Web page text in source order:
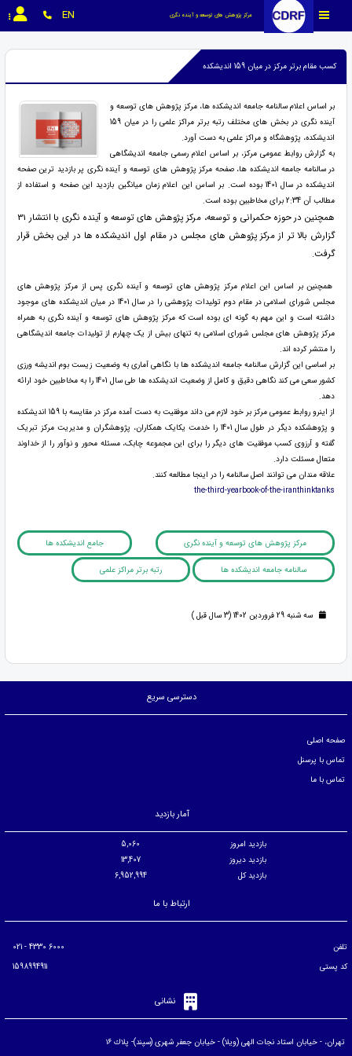
مرکز پژوهش های توسعه و آینده نگری EN
کسب مقام برتر مرکز در میان 159 اندیشکده
بر اساس اعلام سالنامه جامعه اندیشکده ها، مرکز پژوهش های توسعه و
آینده نگری در بخش های مختلف رتبه برتر مراکز علمی را در میان 159
اندیشکده، پژوهشگاه و مراکز علمی به دست آورد.
به گزارش روابط عمومی مرکز، بر اساس اعلام رسمی جامعه اندیشگاهی
در سالنامه جامعه اندیشکده ها، صفحه مرکز پژوهش های توسعه و آینده نگری پر بازدید ترین صفحه
اندیشکده در سال 1401 بوده است. بر اساس این اعلام زمان میانگین بازدید این صفحه و استفاده از
مطالب آن 2:34 برای مخاطبین بوده است.
همچنین در حوزه حکمرانی و توسعه، مرکز پژوهش های توسعه و آینده نگری با انتشار 31
گزارش بالا تر از مرکز پژوهش های مجلس در مقام اول اندیشکده ها در این بخش قرار
گرفت.
همچنین بر اساس این اعلام مرکز پژوهش های توسعه و آینده نگری پس از مرکز پژوهش های
مجلس شورای اسلامی در مقام دوم تولیدات پژوهشی را در سال 1401 در میان اندیشکده های موجود
داشته است و این مهم به گونه ای بوده است که مرکز پژوهش های توسعه و آینده نگری به همراه
مرکز پژوهش های مجلس شورای اسلامی به تنهای بیش از یک چهارم از تولیدات جامعه اندیشگاهی
را منتشر کرده اند.
بر اساسی این گزارش سالنامه جامعه اندیشکده ها با نگاهی آماری به وضعیت زیست بوم اندیشه ورزی
کشور سعی می کند نگاهی دقیق و کامل از وضعیت اندیشکده ها طی سال 1401 را به مخاطبین خود ارائه
دهد.
از اینرو روابط عمومی مرکز بر خود لازم می داند موفقیت به دست آمده مرکز در مقایسه با 159 اندیشکده
و پژوهشکده دیگر در طول سال 1401 را خدمت یکایک همکاران، پژوهشگران و مدیریت مرکز تبریک
گفته و آرزوی کسب موفقیت های دیگر را برای این مجموعه چابک، مسئله محور و نوآور را از خداوند
متعال مسئلت دارد.
علاقه مندان می توانند اصل سالنامه را در اینجا مطالعه کنند.
the-third-yearbook-of-the-iranthinktanks
مرکز پژوهش های توسعه و آینده نگری جامع اندیشکده ها
سالنامه جامعه اندیشکده ها رتبه برتر مراکز علمی
سه شنبه 29 فروردین 1402 (3 سال قبل )
دسترسی سریع
صفحه اصلی
تماس با پرسنل
تماس با ما
آمار بازدید
بازدید امروز
5,060
بازدید دیروز
13,407
بازدید کل
6,952,994
ارتباط با ما
تلفن
کد پستی
نشانی
تهران، - خيابان استاد نجات الهی (ويلا) - خيابان جعفر شهری (سپند)- پلاك ۱۶